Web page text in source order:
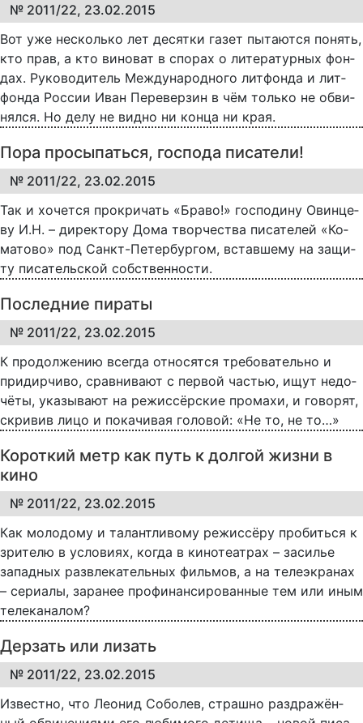
№ 2011/22, 23.02.2015
Вот уже не­сколь­ко лет де­сят­ки га­зет пы­та­ют­ся по­нять,
кто прав, а кто ви­но­ват в спо­рах о ли­те­ра­тур­ных фон­
дах. Ру­ко­во­ди­тель Меж­ду­на­род­но­го лит­фон­да и лит­
фон­да Рос­сии Иван Пе­ре­вер­зин в чём толь­ко не об­ви­
нял­ся. Но де­лу не вид­но ни кон­ца ни края.
Пора просыпаться, господа писатели!
№ 2011/22, 23.02.2015
Так и хо­чет­ся про­кри­чать «Бра­во!» гос­по­ди­ну Овин­це­
ву И.Н. – ди­рек­то­ру До­ма твор­че­ст­ва пи­са­те­лей «Ко­
ма­то­во» под Санкт-Пе­тер­бур­гом, встав­ше­му на за­щи­
ту пи­са­тель­ской соб­ст­вен­но­с­ти.
Последние пираты
№ 2011/22, 23.02.2015
К про­дол­же­нию все­гда от­но­сят­ся тре­бо­ва­тель­но и
при­дир­чи­во, срав­ни­ва­ют с пер­вой ча­с­тью, ищут не­до­
чё­ты, ука­зы­ва­ют на ре­жис­сёр­ские про­ма­хи, и го­во­рят,
скри­вив ли­цо и по­ка­чи­вая го­ло­вой: «Не то, не то…»
Короткий метр как путь к долгой жизни в
кино
№ 2011/22, 23.02.2015
Как молодому и талантливому режиссёру пробиться к
зрителю в условиях, когда в кинотеатрах – засилье
западных развлекательных фильмов, а на телеэкранах
– сериалы, заранее профинансированные тем или иным
телеканалом?
Дерзать или лизать
№ 2011/22, 23.02.2015
Известно, что Ле­о­нид Со­бо­лев, страш­но раз­дра­жён­